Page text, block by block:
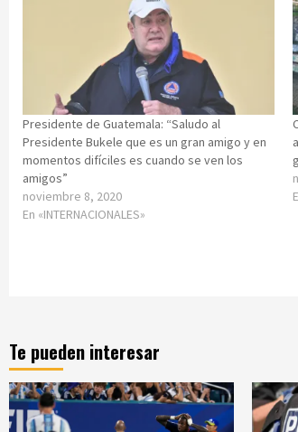
Presidente de Guatemala: “Saludo al
Presidente Bukele que es un gran amigo y en
momentos difíciles es cuando se ven los
amigos”
noviembre 8, 2020
En «INTERNACIONALES»
Te pueden interesar